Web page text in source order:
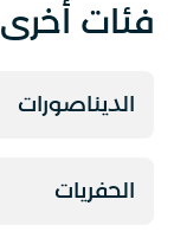
فئات أخرى
الديناصورات
الحفريات